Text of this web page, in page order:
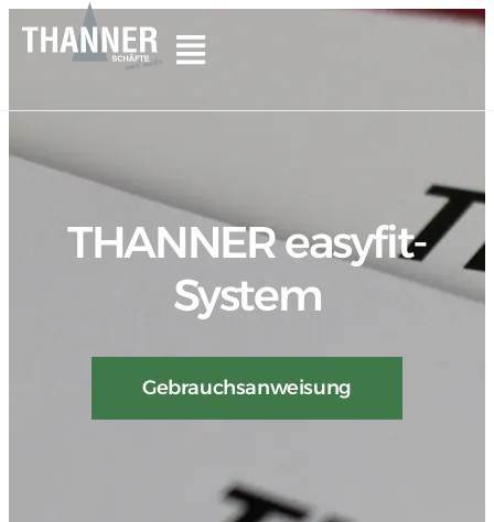
THANNER easyfit-
System
Gebrauchsanweisung